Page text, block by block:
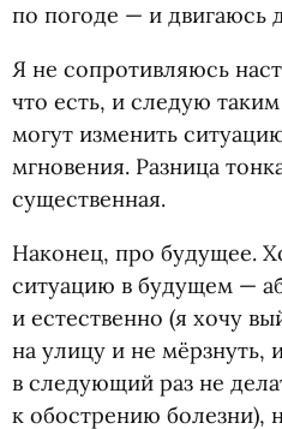
по погоде — и двигаюсь
Я не сопротивляюсь
что есть, и следую
могут изменить
мгновения. Разница
существенная.
Наконец, про будущее.
ситуацию в будущем —
и естественно (я хочу
на улицу и не мёрзнуть,
в следующий раз не
к обострению болезни),